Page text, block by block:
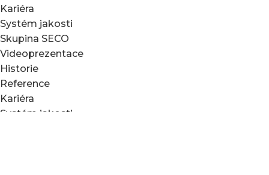
Kariéra
Systém jakosti
Skupina SECO
Videoprezentace
Historie
Reference
Kariéra
Systém jakosti